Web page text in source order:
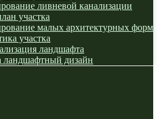
ливневой канализации
участка
малых архитектурных форм
участка
ландшафта
дизайн